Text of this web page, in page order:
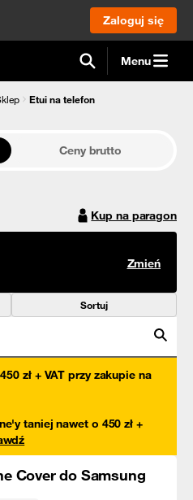
Zaloguj się
Menu
Etui na telefon
Ceny brutto
Kup na paragon
Zmień
Sortuj
zł + VAT przy zakupie na
taniej nawet o 450 zł +
Cover do Samsung